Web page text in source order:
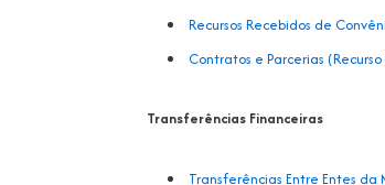
Recursos Recebidos de
Contratos e Parcerias
Transferências Financeiras
Transferências Entre Entes